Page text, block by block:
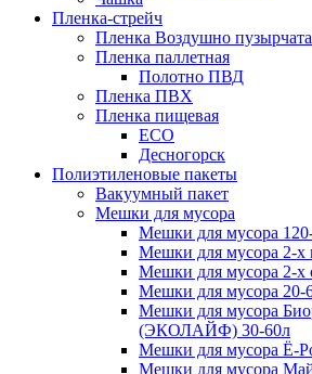
Пленка-стрейч
Пленка Воздушно
Пленка паллетная
Полотно ПВД
Пленка ПВХ
Пленка пищевая
ECO
Десногорск
Полиэтиленовые пакеты
Вакуумный пакет
Мешки для мусора
Мешки для мусора
Мешки для мусора 2-
Мешки для мусора 2-
Мешки для мусора 20-
Мешки для мусора
(ЭКОЛАЙФ) 30-60л
Мешки для мусора Ё-
Мешки для мусора